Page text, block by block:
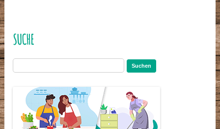
SUCHE
nach: